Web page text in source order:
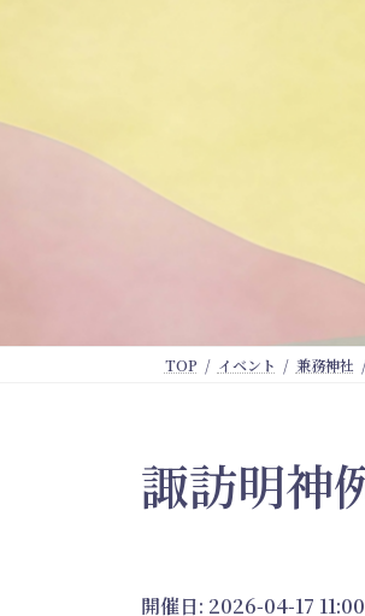
TOP イベント 兼務神社
諏訪明神
開催日: 2026-04-17